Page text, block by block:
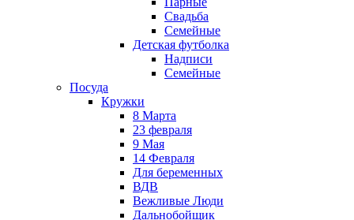
Свадьба
Семейные
Детская футболка
Надписи
Семейные
Посуда
Кружки
8 Марта
23 февраля
9 Мая
14 Февраля
Для беременных
ВДВ
Вежливые Люди
Дальнобойщик